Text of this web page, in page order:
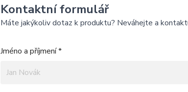
Kontaktní formulář
Máte jakýkoliv dotaz k produktu? Neváhejte a
Jméno a příjmení *